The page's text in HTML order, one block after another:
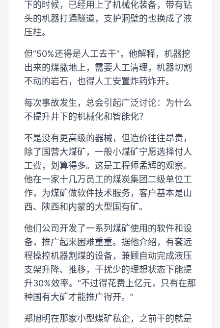
下的时候，已经用上了机械化装备，带有钻
头的机器打通隧道，支护洞壁的也换成了液
压柱。
但“50%还得是人工去干”，他解释，机器挖
出来的煤撒地上，需要人工清理，机器切割
不动的岩石，也得人工安置炸药炸开。
每次事故发生，总会引起广泛讨论：为什么
不提升井下的机械化和智能化？
不是没有更高级的器械，但造价往往昂贵，
除了国营大煤矿，一般小煤矿宁愿选择付人
工费，划算得多。这是工程师孟辉的观察。
他在一家十几万员工的煤炭集团二级单位工
作，为煤矿做软件技术服务，客户基本是山
西、陕西和内蒙的大型国有矿。
他们公司开发了一系列煤矿使用的软件和设
备，推广起来困难重重。据他介绍，有套远
程操控机器割煤的设备，兼顾自动完成液压
支架升降、推移，干扰少的理想状态下能提
升30%效率。“不过得花费上亿元，只有在那
种国有大矿才能推广得开。”
郑旭明在那家小型煤矿私企，之前干的就是